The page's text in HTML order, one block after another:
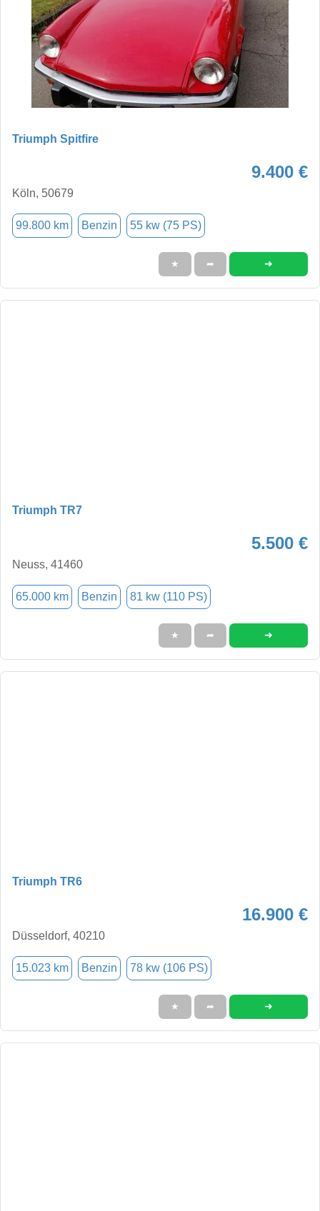
Triumph Spitfire
9.400 €
Köln, 50679
99.800 km Benzin 55 kw (75 PS)
★ ➦ ➜
Triumph TR7
5.500 €
Neuss, 41460
65.000 km Benzin 81 kw (110 PS)
★ ➦ ➜
Triumph TR6
16.900 €
Düsseldorf, 40210
15.023 km Benzin 78 kw (106 PS)
★ ➦ ➜